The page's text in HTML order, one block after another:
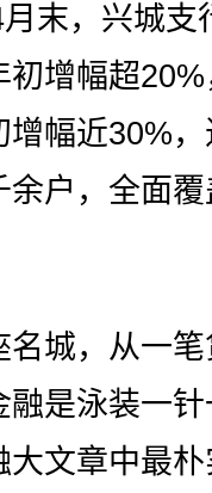
末，兴城支
增幅超
幅近30%
户，全面
城，从一笔
是泳装一
文章中最